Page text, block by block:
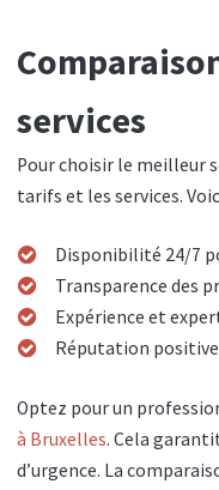
services
Pour choisir le meilleur
tarifs et les services.
Disponibilité 24/7
Transparence des
Expérience et
Réputation
Optez pour un
à Bruxelles. Cela
d’urgence. La